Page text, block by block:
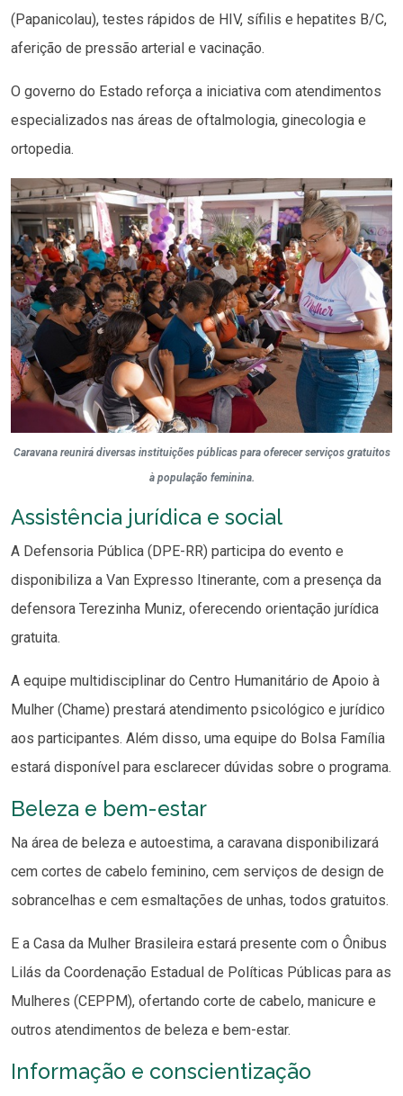
(Papanicolau), testes rápidos de HIV, sífilis e hepatites B/C,
aferição de pressão arterial e vacinação.
O governo do Estado reforça a iniciativa com atendimentos
especializados nas áreas de oftalmologia, ginecologia e
ortopedia.
Caravana reunirá diversas instituições públicas para oferecer serviços gratuitos
à população feminina.
Assistência jurídica e social
A Defensoria Pública (DPE-RR) participa do evento e
disponibiliza a Van Expresso Itinerante, com a presença da
defensora Terezinha Muniz, oferecendo orientação jurídica
gratuita.
A equipe multidisciplinar do Centro Humanitário de Apoio à
Mulher (Chame) prestará atendimento psicológico e jurídico
aos participantes. Além disso, uma equipe do Bolsa Família
estará disponível para esclarecer dúvidas sobre o programa.
Beleza e bem-estar
Na área de beleza e autoestima, a caravana disponibilizará
cem cortes de cabelo feminino, cem serviços de design de
sobrancelhas e cem esmaltações de unhas, todos gratuitos.
E a Casa da Mulher Brasileira estará presente com o Ônibus
Lilás da Coordenação Estadual de Políticas Públicas para as
Mulheres (CEPPM), ofertando corte de cabelo, manicure e
outros atendimentos de beleza e bem-estar.
Informação e conscientização